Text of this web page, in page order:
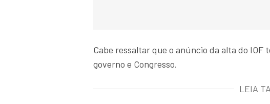
Cabe ressaltar que o anúncio da alta do IOF
governo e Congresso.
LEIA